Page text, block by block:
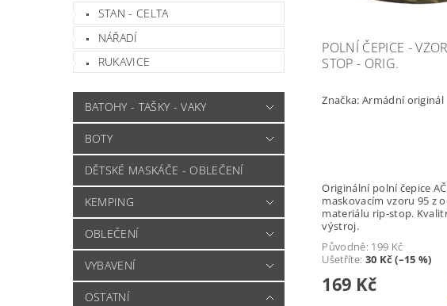
STAN - CELTA
NÁŘADÍ
RUKAVICE
BATOHY - TAŠKY - VAKY
BOTY
DĚTSKÉ MASKÁČE - OBLEČENÍ
KEMPING
OBLEČENÍ
VYBAVENÍ
OSTATNÍ
POLNÍ ČEPICE -
STOP - ORIG.
Značka: Armádní originál
Originální polní čepice
maskovacím vzoru 95 z
materiálu rip-stop.
výstroj.
Původně: 199 Kč
Ušetříte: 30 Kč (–15 %)
169 Kč